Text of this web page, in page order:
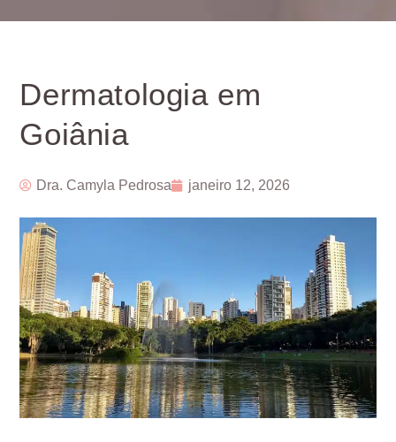
Dermatologia em
Goiânia
Dra. Camyla Pedrosa janeiro 12, 2026